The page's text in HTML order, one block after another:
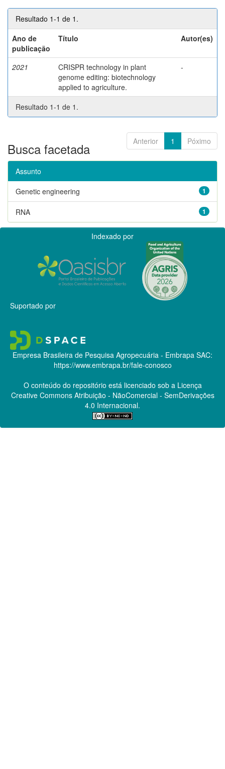
Resultado 1-1 de 1.
Ano de
publicação
Título Autor(es)
2021
CRISPR technology in plant
genome editing: biotechnology
applied to agriculture.
-
Resultado 1-1 de 1.
Anterior 1 Póximo
Busca facetada
Assunto
1
Genetic engineering
1
RNA
Indexado por
Suportado por
Empresa Brasileira de Pesquisa Agropecuária - Embrapa SAC:
https://www.embrapa.br/fale-conosco
O conteúdo do repositório está licenciado sob a Licença
Creative CommonsAtribuição - NãoComercial - SemDerivações
4.0 Internacional.